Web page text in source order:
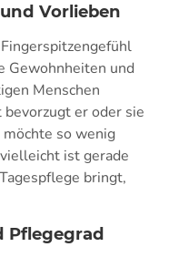
Vorlieben
Gewohnheiten und
Menschen
er oder sie
so wenig
ist gerade
bringt,
Pflegegrad